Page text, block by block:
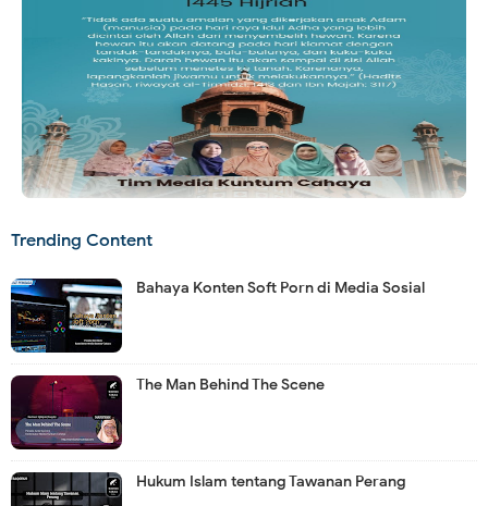
Trending Content
Bahaya Konten Soft Porn di Media Sosial
The Man Behind The Scene
Hukum Islam tentang Tawanan Perang